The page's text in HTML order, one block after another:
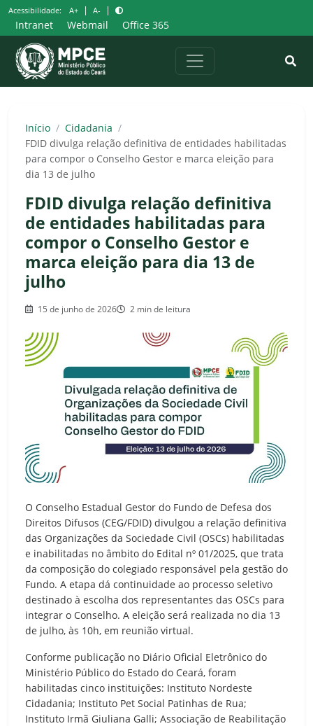
Pular
para
o
conteúdo
Acessibilidade: A+ | A- |
Intranet Webmail Office 365
Início / Cidadania /
FDID divulga relação definitiva de entidades habilitadas
para compor o Conselho Gestor e marca eleição para
dia 13 de julho
FDID divulga relação definitiva
de entidades habilitadas para
compor o Conselho Gestor e
marca eleição para dia 13 de
julho
15 de junho de 2026 2 min de leitura
O Conselho Estadual Gestor do Fundo de Defesa dos
Direitos Difusos (CEG/FDID) divulgou a relação definitiva
das Organizações da Sociedade Civil (OSCs) habilitadas
e inabilitadas no âmbito do Edital nº 01/2025, que trata
da composição do colegiado responsável pela gestão do
Fundo. A etapa dá continuidade ao processo seletivo
destinado à escolha dos representantes das OSCs para
integrar o Conselho. A eleição será realizada no dia 13
de julho, às 10h, em reunião virtual.
Conforme publicação no Diário Oficial Eletrônico do
Ministério Público do Estado do Ceará, foram
habilitadas cinco instituições: Instituto Nordeste
Cidadania; Instituto Pet Social Patinhas de Rua;
Instituto Irmã Giuliana Galli; Associação de Reabilitação